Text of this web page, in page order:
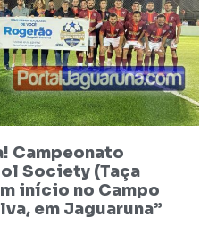
Campeonato
Society (Taça
início no Campo
em Jaguaruna”